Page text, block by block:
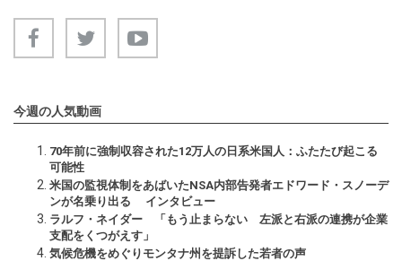
今週の人気動画
70年前に強制収容された12万人の日系米国人：ふたたび起こる
可能性
米国の監視体制をあばいたNSA内部告発者エドワード・スノーデ
ンが名乗り出る インタビュー
ラルフ・ネイダー 「もう止まらない 左派と右派の連携が企業
支配をくつがえす」
気候危機をめぐりモンタナ州を提訴した若者の声